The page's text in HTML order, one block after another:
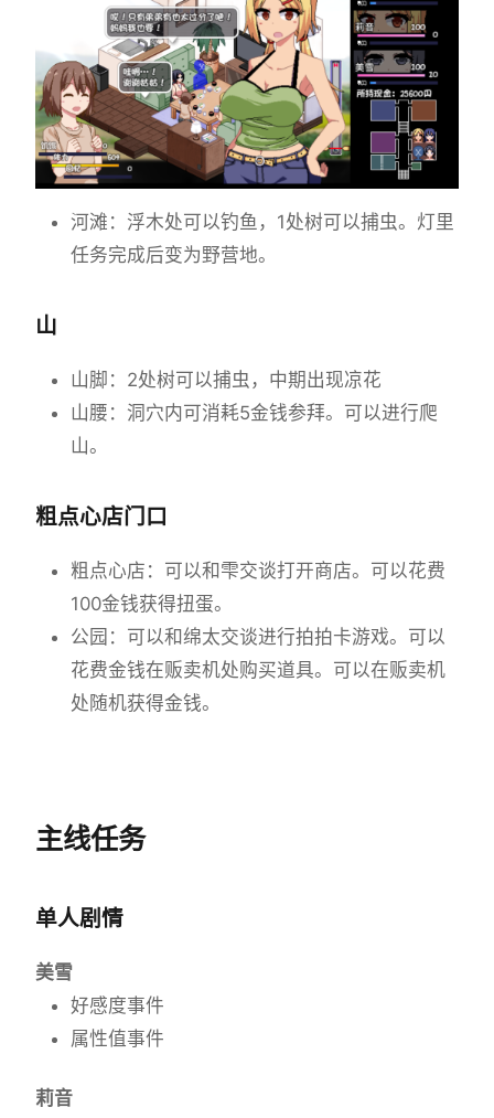
河滩：浮木处可以钓鱼，1处树可以捕虫。灯里
任务完成后变为野营地。
山
山脚：2处树可以捕虫，中期出现凉花
山腰：洞穴内可消耗5金钱参拜。可以进行爬
山。
粗点心店门口
粗点心店：可以和雫交谈打开商店。可以花费
100金钱获得扭蛋。
公园：可以和绵太交谈进行拍拍卡游戏。可以
花费金钱在贩卖机处购买道具。可以在贩卖机
处随机获得金钱。
主线任务
单人剧情
美雪
好感度事件
属性值事件
莉音